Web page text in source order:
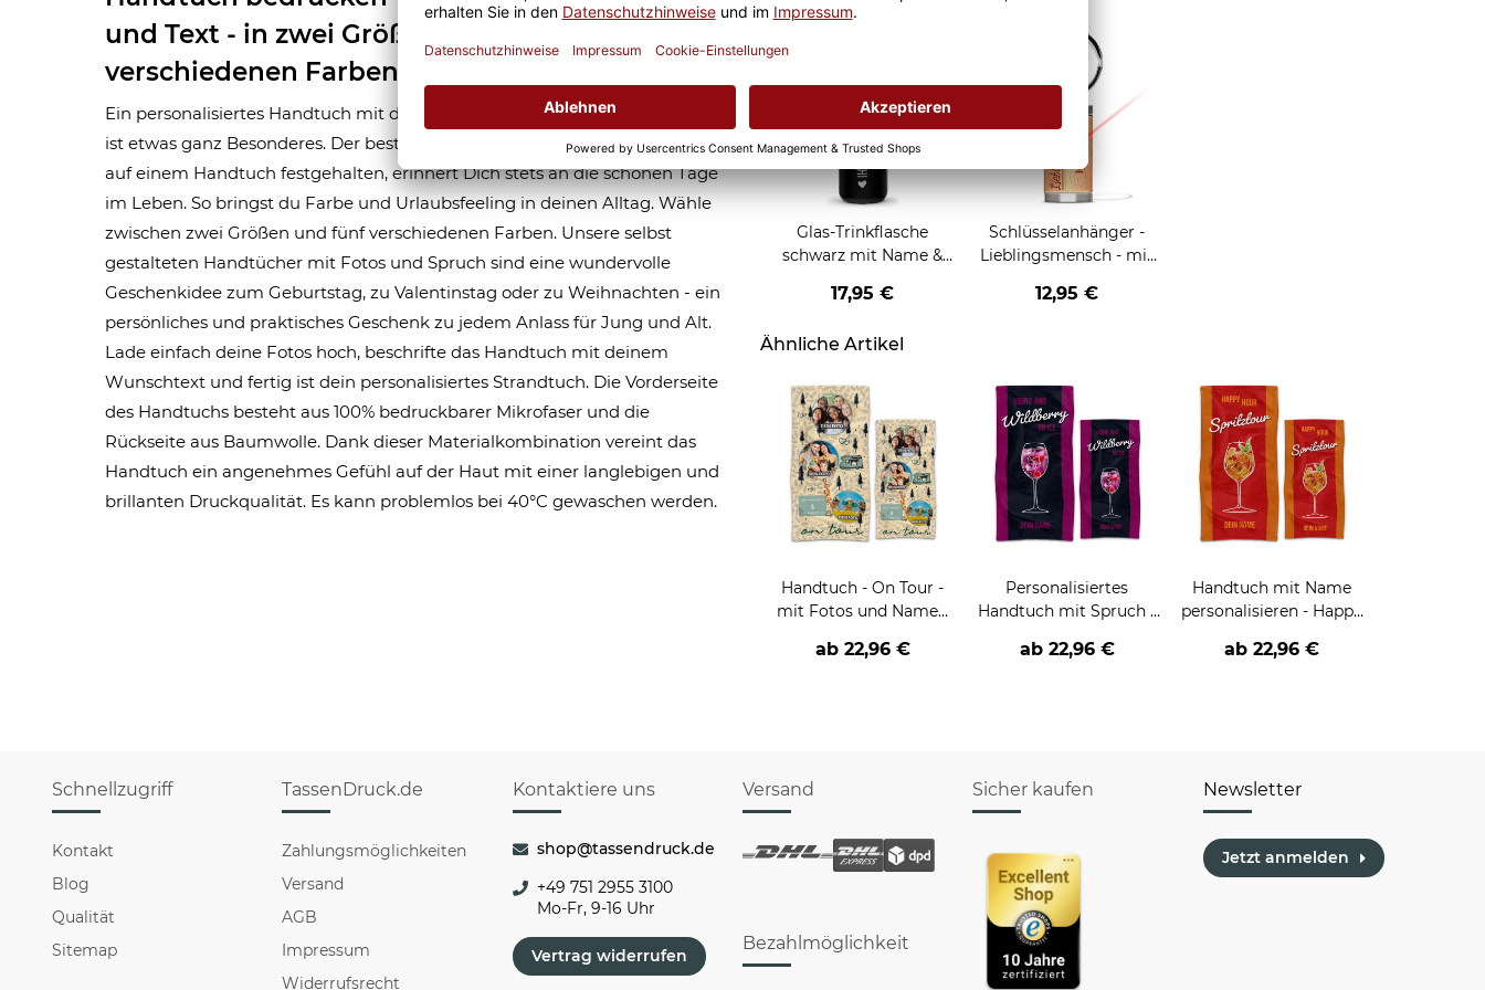
und Text - in zwei Größen und
verschiedenen Farben
Ein personalisiertes Handtuch mit den Lieblingsfotos und dem Wunschtext
ist etwas ganz Besonderes. Der beste Augenblick deines letzten Urlaubs
auf einem Handtuch festgehalten, erinnert Dich stets an die schönen Tage
im Leben. So bringst du Farbe und Urlaubsfeeling in deinen Alltag. Wähle
zwischen zwei Größen und fünf verschiedenen Farben. Unsere selbst
gestalteten Handtücher mit Fotos und Spruch sind eine wundervolle
Geschenkidee zum Geburtstag, zu Valentinstag oder zu Weihnachten - ein
persönliches und praktisches Geschenk zu jedem Anlass für Jung und Alt.
Lade einfach deine Fotos hoch, beschrifte das Handtuch mit deinem
Wunschtext und fertig ist dein personalisiertes Strandtuch. Die Vorderseite
des Handtuchs besteht aus 100% bedruckbarer Mikrofaser und die
Rückseite aus Baumwolle. Dank dieser Materialkombination vereint das
Handtuch ein angenehmes Gefühl auf der Haut mit einer langlebigen und
brillanten Druckqualität. Es kann problemlos bei 40°C gewaschen werden.
Glas-Trinkflasche
schwarz mit Name &
ml
17,95 €
Schlüsselanhänger -
Lieblingsmensch - mit
Echtholz - 24 x 48 mm
12,95 €
Ähnliche Artikel
Handtuch - On Tour -
mit Fotos und Namen
Größen
ab 22,96 €
Personalisiertes
Handtuch mit Spruch -
bedrucken - in 2 Größen
ab 22,96 €
Handtuch mit Name
personalisieren - Happy
Größen
ab 22,96 €
Schnellzugriff
Kontakt
Blog
Qualität
Sitemap
TassenDruck.de
Zahlungsmöglichkeiten
Versand
AGB
Impressum
Widerrufsrecht
Kontaktiere uns
shop@tassendruck.de
+49 751 2955 3100
Mo-Fr, 9-16 Uhr
Vertrag widerrufen
Versand
Bezahlmöglichkeit
Sicher kaufen Newsletter
Jetzt anmelden